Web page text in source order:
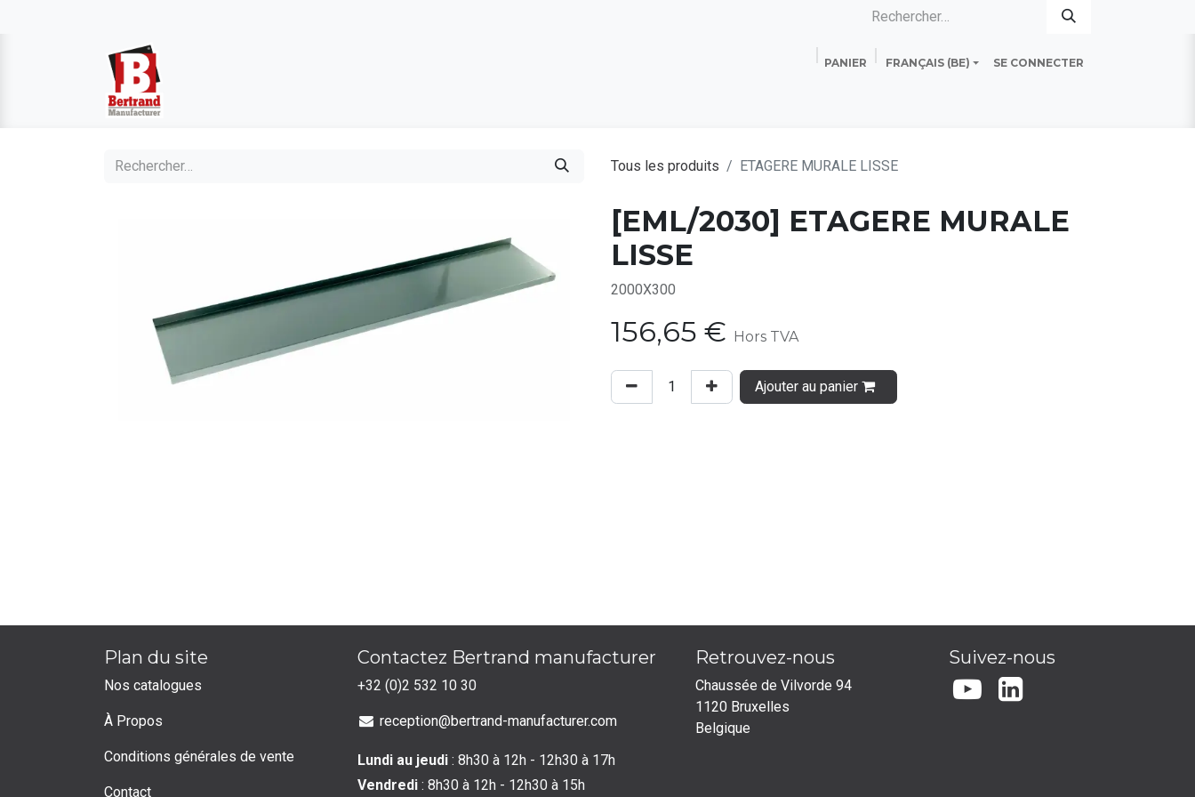
PANIER FRANÇAIS (BE) SE CONNECTER
Tous les produits ETAGERE MURALE LISSE
[EML/2030] ETAGERE MURALE
LISSE
2000X300
156,65 € Hors TVA
Ajouter au panier
Plan du site
Nos catalogues
À Propos
Conditions générales de vente
Contact
Contactez Bertrand manufacturer
+32 (0)2 532 10 30
reception@bertrand-manufacturer.com
Lundi au jeudi : 8h30 à 12h - 12h30 à 17h
Vendredi : 8h30 à 12h - 12h30 à 15h
Retrouvez-nous
Chaussée de Vilvorde 94
1120 Bruxelles
Belgique
Suivez-nous